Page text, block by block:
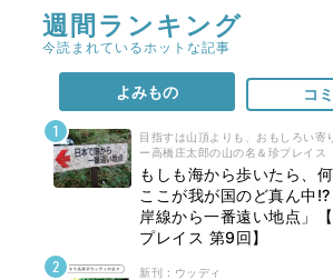
週間ランキング
今読まれているホットな記事
よみもの コ
目指すは山頂よりも、おもしろい
ー高橋庄太郎の山の名＆珍プレイス
もしも海から歩いたら、
ここが我が国のど真ん中
岸線から一番遠い地点」
プレイス 第9回】
新刊 : ウッディ